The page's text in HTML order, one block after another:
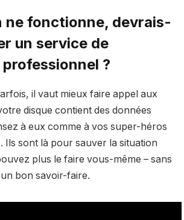
ne fonctionne, devrais-
un service de
?
il vaut mieux faire appel aux
disque contient des données
à eux comme à vos super-héros
Ils sont là pour sauver la situation
plus le faire vous-même – sans
bon savoir-faire.